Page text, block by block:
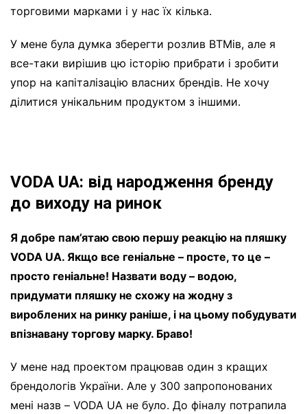
торговими марками і у нас їх кілька.
У мене була думка зберегти розлив ВТМів, але я
все-таки вирішив цю історію прибрати і зробити
упор на капіталізацію власних брендів. Не хочу
ділитися унікальним продуктом з іншими.
VODA UA: від народження бренду
до виходу на ринок
Я добре пам’ятаю свою першу реакцію на пляшку
VODA UA. Якщо все геніальне – просте, то це –
просто геніальне! Назвати воду – водою,
придумати пляшку не схожу на жодну з
вироблених на ринку раніше, і на цьому побудувати
впізнавану торгову марку. Браво!
У мене над проектом працював один з кращих
брендологів України. Але у 300 запропонованих
мені назв – VODA UA не було. До фіналу потрапила